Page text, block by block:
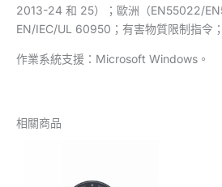
2013-24 和 25）；歐洲（EN55022/
EN/IEC/UL 60950；有害物質限制指令
作業系統支援：Microsoft Windows。
相關商品